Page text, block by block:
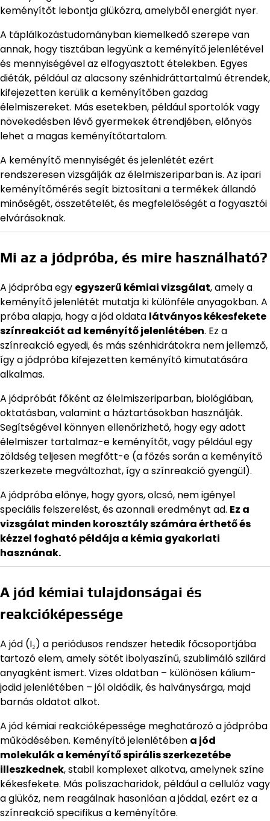
keményítőt lebontja glükózra, amelyből energiát nyer.
A táplálkozástudományban kiemelkedő szerepe van
annak, hogy tisztában legyünk a keményítő jelenlétével
és mennyiségével az elfogyasztott ételekben. Egyes
diéták, például az alacsony szénhidráttartalmú étrendek,
kifejezetten kerülik a keményítőben gazdag
élelmiszereket. Más esetekben, például sportolók vagy
növekedésben lévő gyermekek étrendjében, előnyös
lehet a magas keményítőtartalom.
A keményítő mennyiségét és jelenlétét ezért
rendszeresen vizsgálják az élelmiszeriparban is. Az ipari
keményítőmérés segít biztosítani a termékek állandó
minőségét, összetételét, és megfelelőségét a fogyasztói
elvárásoknak.
Mi az a jódpróba, és mire használható?
A jódpróba egy egyszerű kémiai vizsgálat, amely a
keményítő jelenlétét mutatja ki különféle anyagokban. A
próba alapja, hogy a jód oldata látványos kékesfekete
színreakciót ad keményítő jelenlétében. Ez a
színreakció egyedi, és más szénhidrátokra nem jellemző,
így a jódpróba kifejezetten keményítő kimutatására
alkalmas.
A jódpróbát főként az élelmiszeriparban, biológiában,
oktatásban, valamint a háztartásokban használják.
Segítségével könnyen ellenőrizhető, hogy egy adott
élelmiszer tartalmaz-e keményítőt, vagy például egy
zöldség teljesen megfőtt-e (a főzés során a keményítő
szerkezete megváltozhat, így a színreakció gyengül).
A jódpróba előnye, hogy gyors, olcsó, nem igényel
speciális felszerelést, és azonnali eredményt ad. Ez a
vizsgálat minden korosztály számára érthető és
kézzel fogható példája a kémia gyakorlati
hasznának.
A jód kémiai tulajdonságai és
reakcióképessége
A jód (I₂) a periódusos rendszer hetedik főcsoportjába
tartozó elem, amely sötét ibolyaszínű, szublimáló szilárd
anyagként ismert. Vizes oldatban – különösen kálium-
jodid jelenlétében – jól oldódik, és halványsárga, majd
barnás oldatot alkot.
A jód kémiai reakcióképessége meghatározó a jódpróba
működésében. Keményítő jelenlétében a jód
molekulák a keményítő spirális szerkezetébe
illeszkednek, stabil komplexet alkotva, amelynek színe
kékesfekete. Más poliszacharidok, például a cellulóz vagy
a glükóz, nem reagálnak hasonlóan a jóddal, ezért ez a
színreakció specifikus a keményítőre.